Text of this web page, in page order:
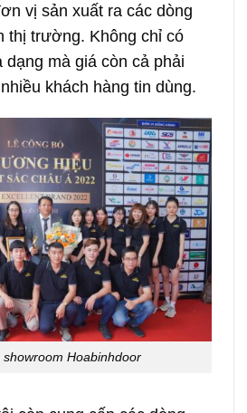
vị sản xuất ra các dòng
thị trường. Không chỉ có
dạng mà giá còn cả phải
khách hàng tin dùng.
showroom Hoabinhdoor